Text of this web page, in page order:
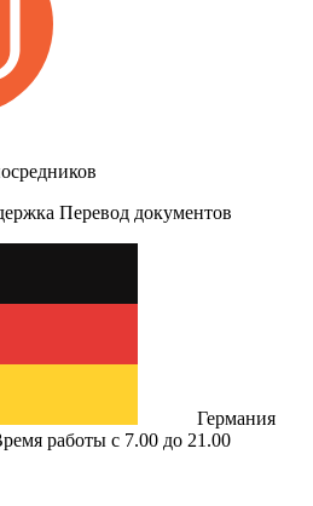
Перевод документов
Германия
работы с 7.00 до 21.00